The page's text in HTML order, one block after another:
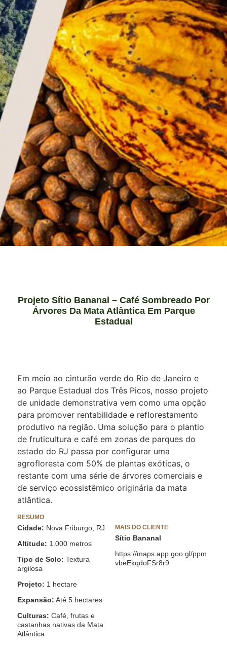
Projeto Sítio Bananal – Café Sombreado Por
Árvores Da Mata Atlântica Em Parque
Estadual
Em meio ao cinturão verde do Rio de Janeiro e
ao Parque Estadual dos Três Picos, nosso projeto
de unidade demonstrativa vem como uma opção
para promover rentabilidade e reflorestamento
produtivo na região. Uma solução para o plantio
de fruticultura e café em zonas de parques do
estado do RJ passa por configurar uma
agrofloresta com 50% de plantas exóticas, o
restante com uma série de árvores comerciais e
de serviço ecossistêmico originária da mata
atlântica.
RESUMO
Cidade: Nova Friburgo, RJ
Altitude: 1.000 metros
Tipo de Solo: Textura
argilosa
Projeto: 1 hectare
Expansão: Até 5 hectares
Culturas: Café, frutas e
castanhas nativas da Mata
Atlântica
MAIS DO CLIENTE
Sítio Bananal
https://maps.app.goo.gl/ppm
vbeEkqdoFSr8r9